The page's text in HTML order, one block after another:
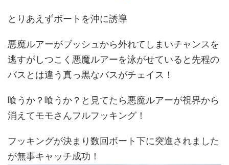
とりあえずボートを沖に誘導
悪魔ルアーがブッシュから外れてしまいチャンスを
逃すがしつこく悪魔ルアーを泳がせていると先程の
バスとは違う真っ黒なバスがチェイス！
喰うか？喰うか？と見てたら悪魔ルアーが視界から
消えてモモさんフルフッキング！
フッキングが決まり数回ボート下に突進されました
が無事キャッチ成功！